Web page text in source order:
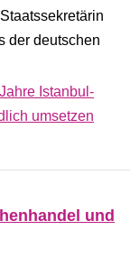
der deutschen
Istanbul-
umsetzen
und